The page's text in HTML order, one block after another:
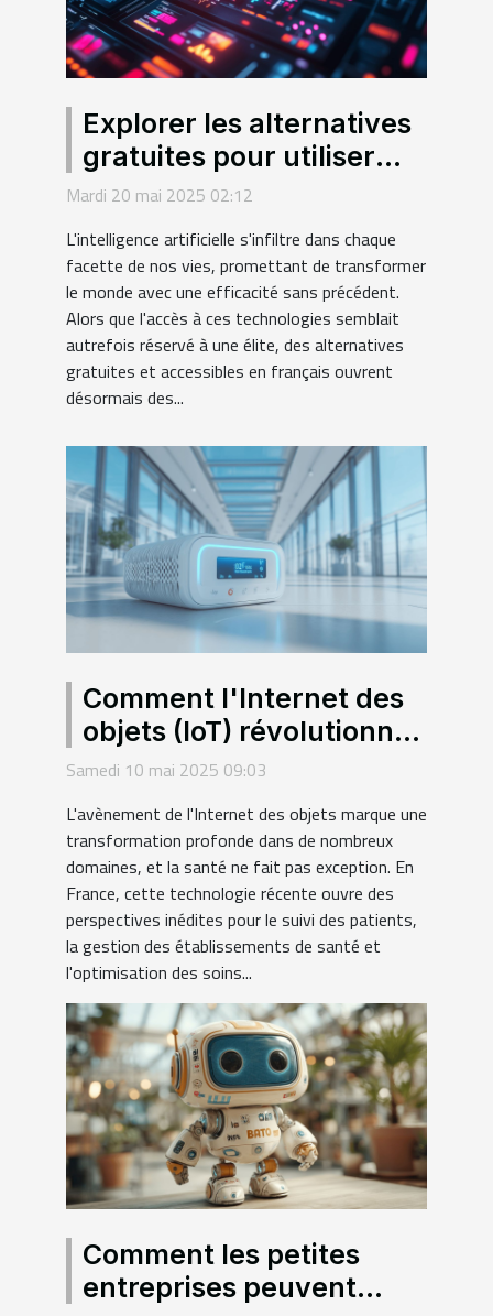
Explorer les alternatives
gratuites pour utiliser
l'intelligence artificielle
Mardi 20 mai 2025 02:12
L'intelligence artificielle s'infiltre dans chaque
facette de nos vies, promettant de transformer
le monde avec une efficacité sans précédent.
Alors que l'accès à ces technologies semblait
autrefois réservé à une élite, des alternatives
gratuites et accessibles en français ouvrent
désormais des...
Comment l'Internet des
objets (IoT) révolutionne
le secteur de la santé en
Samedi 10 mai 2025 09:03
L'avènement de l'Internet des objets marque une
transformation profonde dans de nombreux
domaines, et la santé ne fait pas exception. En
France, cette technologie récente ouvre des
perspectives inédites pour le suivi des patients,
la gestion des établissements de santé et
l'optimisation des soins...
Comment les petites
entreprises peuvent